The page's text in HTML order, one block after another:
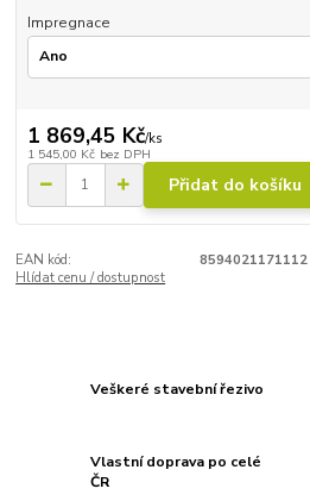
Impregnace
1 869,45 Kč/ks
1 545,00 Kč bez DPH
Přidat do košíku
EAN kód:
8594021171112
Hlídat cenu / dostupnost
Veškeré stavební řezivo
Vlastní doprava po celé
ČR